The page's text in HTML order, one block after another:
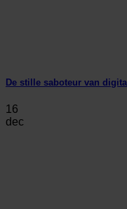
De stille saboteur van
16
dec